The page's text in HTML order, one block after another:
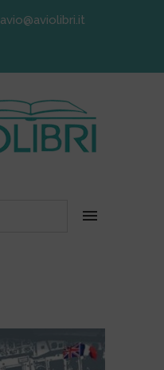
avio@aviolibri.it